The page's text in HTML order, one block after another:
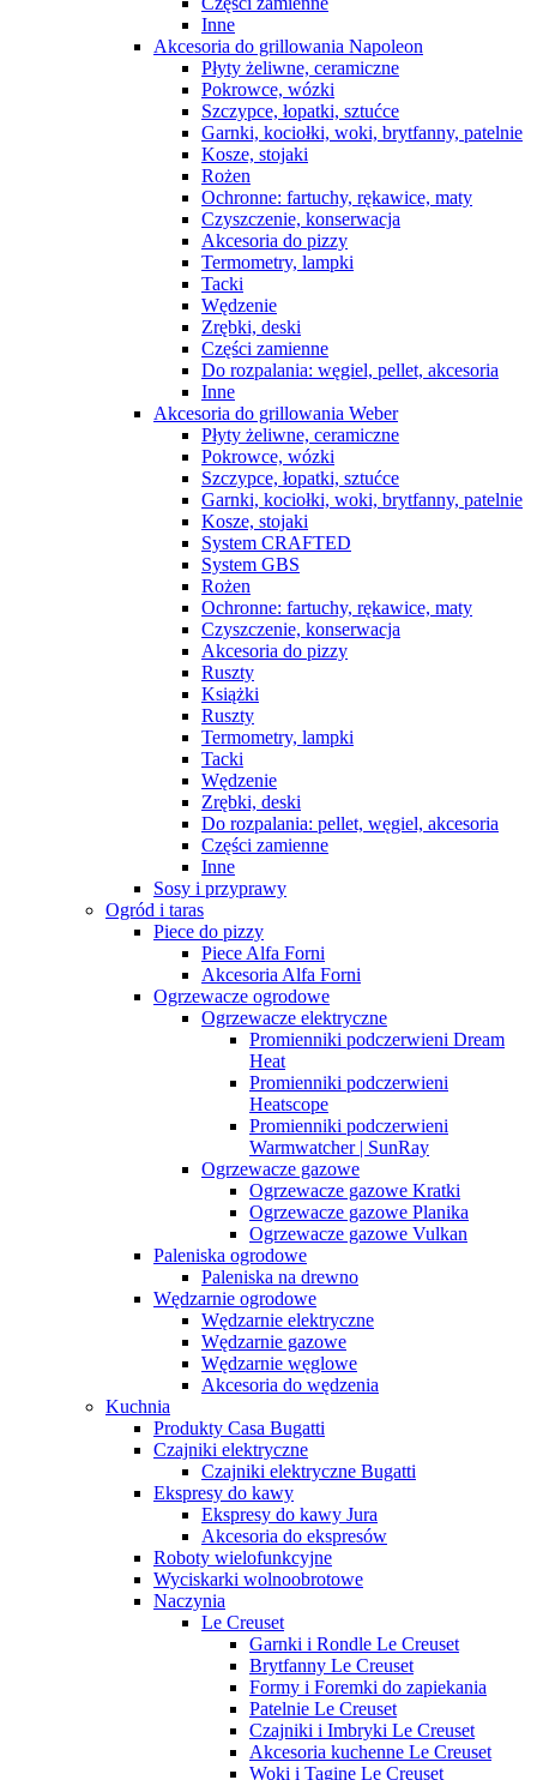
Inne
Akcesoria do grillowania Napoleon
Płyty żeliwne, ceramiczne
Pokrowce, wózki
Szczypce, łopatki, sztućce
Garnki, kociołki, woki, brytfanny, patelnie
Kosze, stojaki
Rożen
Ochronne: fartuchy, rękawice, maty
Czyszczenie, konserwacja
Akcesoria do pizzy
Termometry, lampki
Tacki
Wędzenie
Zrębki, deski
Części zamienne
Do rozpalania: węgiel, pellet, akcesoria
Inne
Akcesoria do grillowania Weber
Płyty żeliwne, ceramiczne
Pokrowce, wózki
Szczypce, łopatki, sztućce
Garnki, kociołki, woki, brytfanny, patelnie
Kosze, stojaki
System CRAFTED
System GBS
Rożen
Ochronne: fartuchy, rękawice, maty
Czyszczenie, konserwacja
Akcesoria do pizzy
Ruszty
Książki
Ruszty
Termometry, lampki
Tacki
Wędzenie
Zrębki, deski
Do rozpalania: pellet, węgiel, akcesoria
Części zamienne
Inne
Sosy i przyprawy
Ogród i taras
Piece do pizzy
Piece Alfa Forni
Akcesoria Alfa Forni
Ogrzewacze ogrodowe
Ogrzewacze elektryczne
Promienniki podczerwieni Dream
Heat
Promienniki podczerwieni
Heatscope
Promienniki podczerwieni
Warmwatcher | SunRay
Ogrzewacze gazowe
Ogrzewacze gazowe Kratki
Ogrzewacze gazowe Planika
Ogrzewacze gazowe Vulkan
Paleniska ogrodowe
Paleniska na drewno
Wędzarnie ogrodowe
Wędzarnie elektryczne
Wędzarnie gazowe
Wędzarnie węglowe
Akcesoria do wędzenia
Kuchnia
Produkty Casa Bugatti
Czajniki elektryczne
Czajniki elektryczne Bugatti
Ekspresy do kawy
Ekspresy do kawy Jura
Akcesoria do ekspresów
Roboty wielofunkcyjne
Wyciskarki wolnoobrotowe
Naczynia
Le Creuset
Garnki i Rondle Le Creuset
Brytfanny Le Creuset
Formy i Foremki do zapiekania
Patelnie Le Creuset
Czajniki i Imbryki Le Creuset
Akcesoria kuchenne Le Creuset
Woki i Tagine Le Creuset